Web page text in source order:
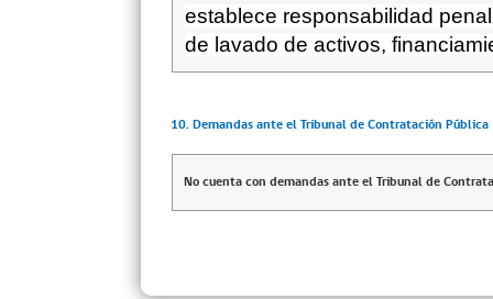
establece responsabilidad
de lavado de activos,
10. Demandas ante el Tribunal de Contratación Pública
No cuenta con demandas ante el Tribunal de